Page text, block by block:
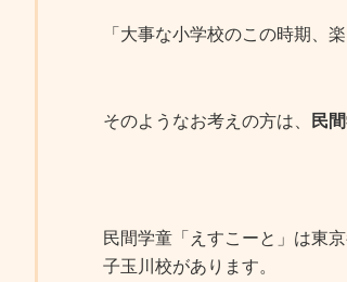
「大事な小学校のこの時期、
そのようなお考えの方は、 民
民間学童「えすこーと」は東
子玉川校があります。